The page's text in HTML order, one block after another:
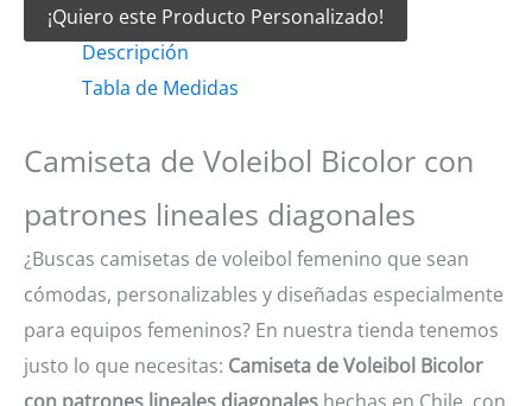
Voleibol
Bicolor
lineales
diagonales
¡Quiero este Producto Personalizado!
Descripción
Tabla de Medidas
Camiseta de Voleibol Bicolor con
patrones lineales diagonales
¿Buscas camisetas de voleibol femenino que sean
cómodas, personalizables y diseñadas especialmente
para equipos femeninos? En nuestra tienda tenemos
justo lo que necesitas: Camiseta de Voleibol Bicolor